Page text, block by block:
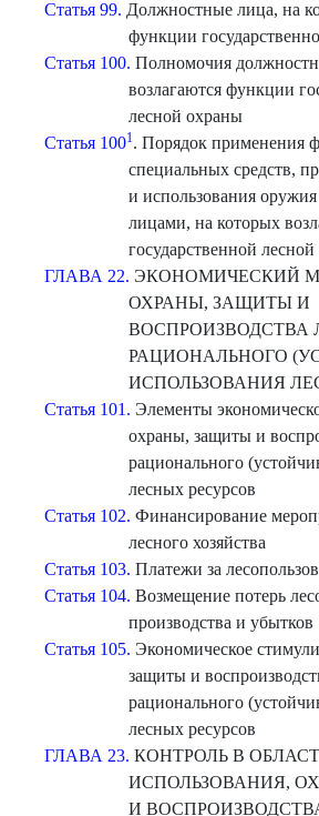
Статья 99. Должностные лица, на
функции
Статья 100. Полномочия
возлагаются функции
лесной охраны
Статья 1001. Порядок применения
специальных средств,
и использования
лицами, на которых
государственной
ГЛАВА 22. ЭКОНОМИЧЕСКИЙ
ОХРАНЫ, ЗАЩИТЫ И
ВОСПРОИЗВОДСТВА
РАЦИОНАЛЬНОГО
ИСПОЛЬЗОВАНИЯ
Статья 101. Элементы
охраны, защиты и
рационального
лесных ресурсов
Статья 102. Финансирование
лесного хозяйства
Статья 103. Платежи за
Статья 104. Возмещение потерь
производства и убытков
Статья 105. Экономическое
защиты и
рационального
лесных ресурсов
ГЛАВА 23. КОНТРОЛЬ В
ИСПОЛЬЗОВАНИЯ,
И